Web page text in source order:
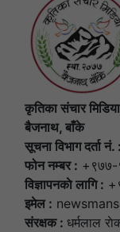
कृतिका संचार
बैजनाथ, बाँके
सूचना विभाग दर्ता नं. :
फोन नम्बर : +९७७-
विज्ञापनकाे लागि :
इमेल :
संरक्षक : धर्मलाल